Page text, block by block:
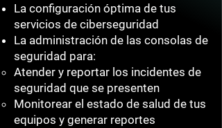
La configuración óptima de tus
servicios de ciberseguridad
La administración de las consolas de
seguridad para:
Atender y reportar los incidentes de
seguridad que se presenten
Monitorear el estado de salud de tus
equipos y generar reportes